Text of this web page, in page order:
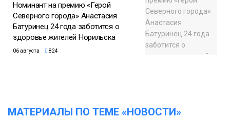
Номинант на премию «Герой
Северного города» Анастасия
Батуринец 24 года заботится о
здоровье жителей Норильска
06 августа 824
МАТЕРИАЛЫ ПО ТЕМЕ «НОВОСТИ»